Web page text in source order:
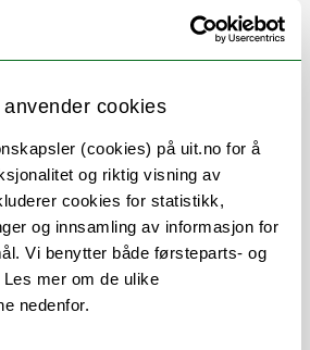
cookies
(cookies) på uit.no for å
og riktig visning av
cookies for statistikk,
og innsamling av informasjon for
Vi benytter både førsteparts- og
mer om de ulike
nedenfor.
og undervisning
Her finner du meg